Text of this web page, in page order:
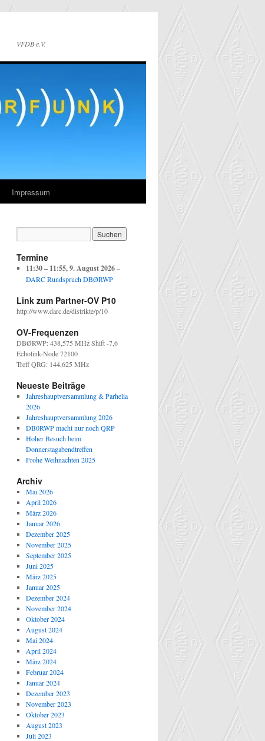
VFDB e.V.
Impressum
Termine
11:30 – 11:55,9. August 2026–
DARC Rundspruch DBØRWP
Link zum Partner-OV P10
http://www.darc.de/distrikte/p/10
OV-Frequenzen
DBØRWP: 438,575 MHz Shift -7,6
Echolink-Node 72100
Treff QRG: 144,625 MHz
Neueste Beiträge
Jahreshauptversammlung & Parhelia
2026
Jahreshauptversammlung 2026
DB0RWP macht nur noch QRP
Hoher Besuch beim
Donnerstagabendtreffen
Frohe Weihnachten 2025
Archiv
Mai 2026
April 2026
März 2026
Januar 2026
Dezember 2025
November 2025
September 2025
Juni 2025
März 2025
Januar 2025
Dezember 2024
November 2024
Oktober 2024
August 2024
Mai 2024
April 2024
März 2024
Februar 2024
Januar 2024
Dezember 2023
November 2023
Oktober 2023
August 2023
Juli 2023